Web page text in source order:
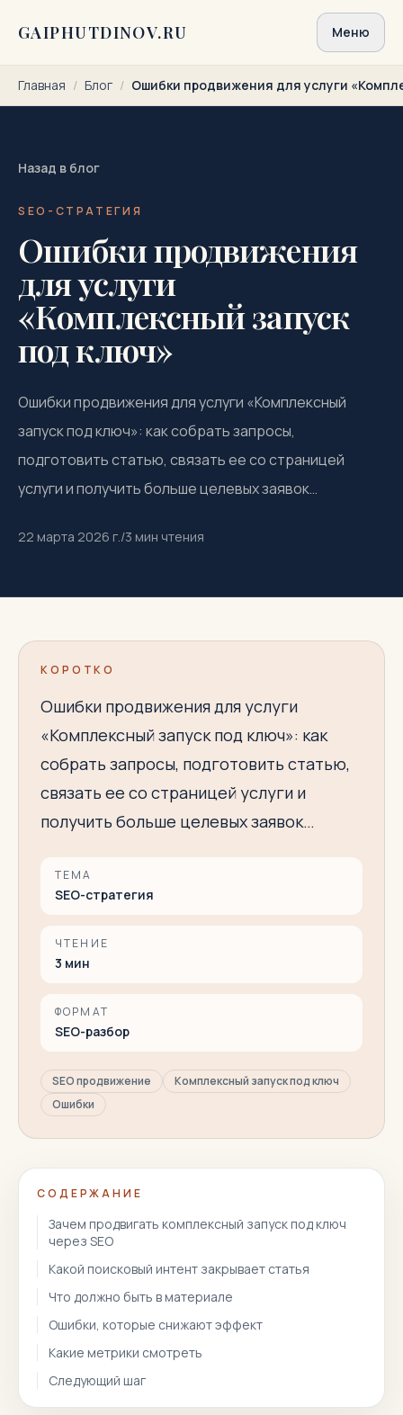
GAIPHUTDINOV.RU Меню
Главная / Блог / Ошибки продвижения для услуги
Назад в блог
SEO-СТРАТЕГИЯ
Ошибки продвижения
для услуги
«Комплексный запуск
под ключ»
Ошибки продвижения для услуги «Комплексный
запуск под ключ»: как собрать запросы,
подготовить статью, связать ее со страницей
услуги и получить больше целевых заявок…
22 марта 2026 г./3 мин чтения
КОРОТКО
Ошибки продвижения для услуги
«Комплексный запуск под ключ»: как
собрать запросы, подготовить статью,
связать ее со страницей услуги и
получить больше целевых заявок…
ТЕМА
SEO-стратегия
ЧТЕНИЕ
3 мин
ФОРМАТ
SEO-разбор
SEO продвижение
Комплексный запуск под ключ
Ошибки
СОДЕРЖАНИЕ
Зачем продвигать комплексный запуск под ключ
через SEO
Какой поисковый интент закрывает статья
Что должно быть в материале
Ошибки, которые снижают эффект
Какие метрики смотреть
Следующий шаг